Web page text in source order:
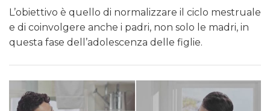
L’obiettivo è quello di normalizzare il ciclo mestruale
e di coinvolgere anche i padri, non solo le madri, in
questa fase dell’adolescenza delle figlie.